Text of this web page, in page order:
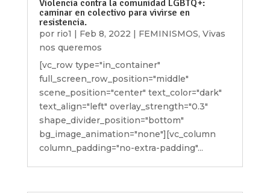
Violencia contra la comunidad LGBTQ+:
caminar en colectivo para vivirse en
resistencia.
por rio1 | Feb 8, 2022 | FEMINISMOS, Vivas
nos queremos
[vc_row type="in_container"
full_screen_row_position="middle"
scene_position="center" text_color="dark"
text_align="left" overlay_strength="0.3"
shape_divider_position="bottom"
bg_image_animation="none"][vc_column
column_padding="no-extra-padding"...